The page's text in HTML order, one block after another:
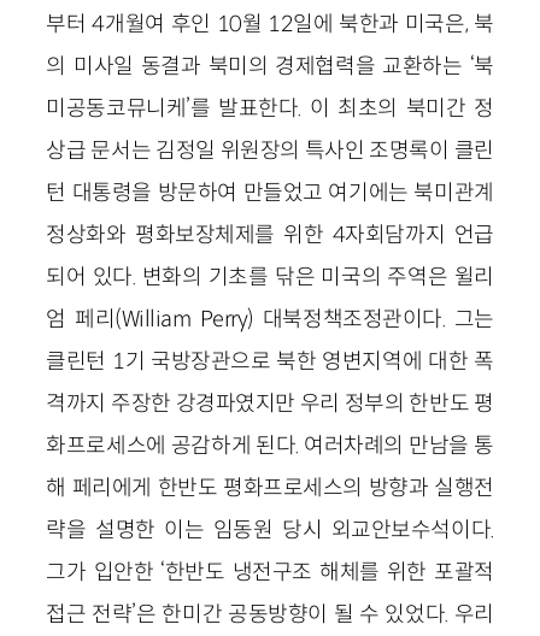
부터 4개월여 후인 10월 12일에 북한과 미국은, 북
의 미사일 동결과 북미의 경제협력을 교환하는 ‘북
미공동코뮤니케’를 발표한다. 이 최초의 북미간 정
상급 문서는 김정일 위원장의 특사인 조명록이 클린
턴 대통령을 방문하여 만들었고 여기에는 북미관계
정상화와 평화보장체제를 위한 4자회담까지 언급
되어 있다. 변화의 기초를 닦은 미국의 주역은 윌리
엄 페리(William Perry) 대북정책조정관이다. 그는
클린턴 1기 국방장관으로 북한 영변지역에 대한 폭
격까지 주장한 강경파였지만 우리 정부의 한반도 평
화프로세스에 공감하게 된다. 여러차례의 만남을 통
해 페리에게 한반도 평화프로세스의 방향과 실행전
략을 설명한 이는 임동원 당시 외교안보수석이다.
그가 입안한 ‘한반도 냉전구조 해체를 위한 포괄적
접근 전략’은 한미간 공동방향이 될 수 있었다. 우리